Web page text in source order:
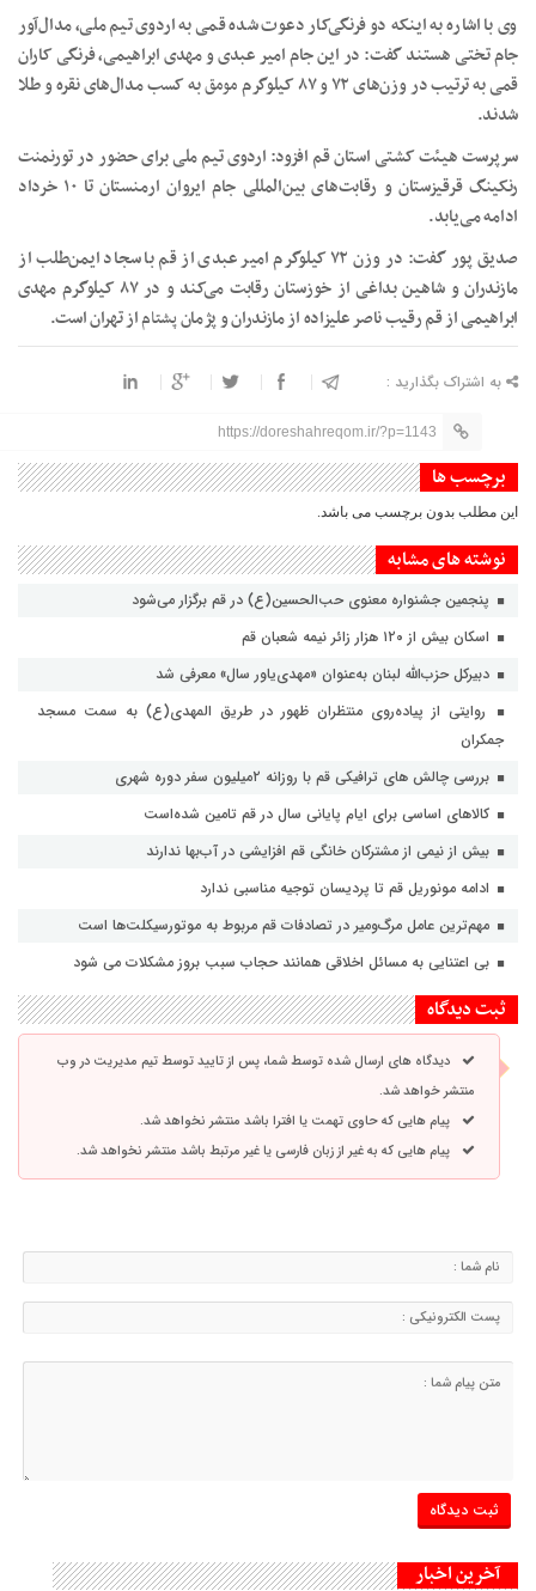
وی با اشاره به اینکه دو فرنگی‌کار دعوت شده قمی به اردوی تیم ملی، مدال‌آور
جام تختی هستند گفت: در این جام امیر عبدی و مهدی ابراهیمی، فرنگی کاران
قمی به ترتیب در وزن‌های ۷۲ و ۸۷ کیلوگرم
مومقبه کسب مدال‌های نقره و طلا
شدند.
سرپرست هیئت کشتی استان قم افزود: اردوی تیم ملی برای حضور در تورنمنت
رنکینگ قرقیزستان و رقابت‌های بین‌المللی جام ایروان ارمنستان تا ۱۰ خرداد
ادامه می‌یابد.
صدیق پور گفت: در وزن ۷۲ کیلوگرم امیر عبدی از قم با سجاد ایمن‌طلب از
مازندران و شاهین بداغی از خوزستان رقابت می‌کند و در ۸۷ کیلوگرم مهدی
ابراهیمی از قم رقیب ناصر علیزاده از مازندران و پژمانپشتاماز تهران است.
به اشتراک بگذارید :
https://doreshahreqom.ir/?p=1143
برچسب ها
این مطلب بدون برچسب می باشد.
نوشته های مشابه
پنجمین جشنواره معنوی حب‌الحسین(ع) در قم برگزار می‌شود
اسکان بیش از ۱۲۰ هزار زائر نیمه شعبان قم
دبیرکل حزب‌الله لبنان به‌عنوان «مهدی‌یاور سال» معرفی شد
روایتی از پیاده‌روی منتظران ظهور در طریق المهدی(ع) به سمت مسجد
جمکران
بررسی چالش های ترافیکی قم با روزانه ۲میلیون سفر دوره شهری
کالاهای اساسی برای ایام پایانی سال در قم تامین شده‌است
بیش از نیمی از مشترکان خانگی قم افزایشی در آب‌بها ندارند
ادامه مونوریل قم تا پردیسان توجیه مناسبی ندارد
مهم‌ترین عامل مرگ‌ومیر در تصادفات قم مربوط به موتورسیکلت‌ها است
بی اعتنایی به مسائل اخلاقی همانند حجاب سبب بروز مشکلات می شود
ثبت دیدگاه
دیدگاه های ارسال شده توسط شما، پس از تایید توسط تیم مدیریت در وب
منتشر خواهد شد.
پیام هایی که حاوی تهمت یا افترا باشد منتشر نخواهد شد.
پیام هایی که به غیر از زبان فارسی یا غیر مرتبط باشد منتشر نخواهد شد.
آخرین اخبار